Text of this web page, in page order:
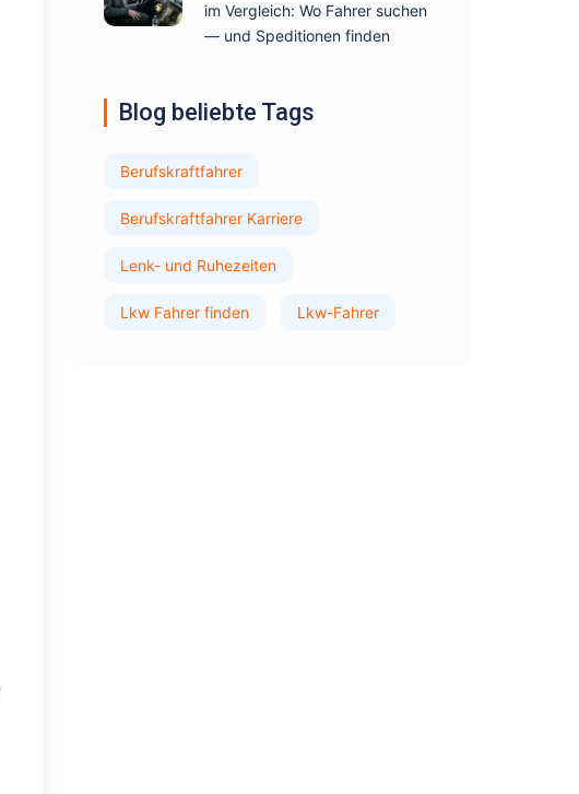
im Vergleich: Wo Fahrer suchen
— und Speditionen finden
Blog beliebte Tags
Berufskraftfahrer
Berufskraftfahrer Karriere
Lenk- und Ruhezeiten
Lkw Fahrer finden Lkw-Fahrer